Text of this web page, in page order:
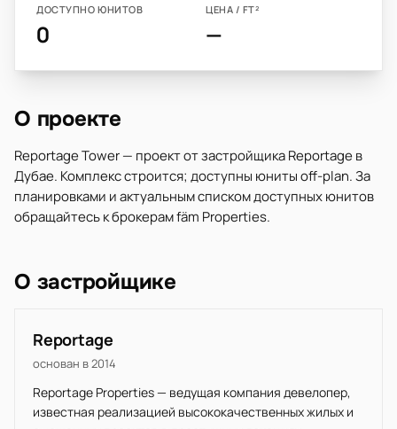
ДОСТУПНО ЮНИТОВ
0
ЦЕНА / FT²
—
О проекте
Reportage Tower — проект от застройщика Reportage в
Дубае. Комплекс строится; доступны юниты off-plan. За
планировками и актуальным списком доступных юнитов
обращайтесь к брокерам fäm Properties.
О застройщике
Reportage
основан в 2014
Reportage Properties — ведущая компания девелопер,
известная реализацией высококачественных жилых и